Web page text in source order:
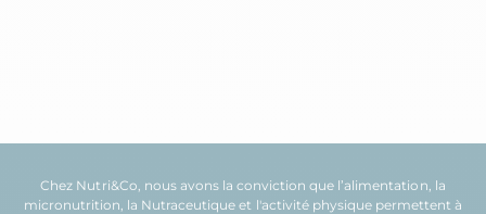
Chez Nutri&Co, nous avons la conviction que l’alimentation , la
micronutrition , la Nutraceutique et l'activité physiquepermettent à